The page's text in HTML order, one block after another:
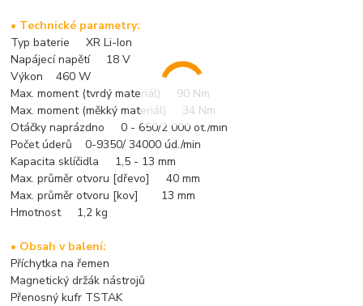
• Technické parametry:
Typ baterie XR Li-Ion
Napájecí napětí 18 V
Výkon 460 W
Max. moment (tvrdý materiál) 90 Nm
Max. moment (měkký materiál) 34 Nm
Otáčky naprázdno 0 - 650/2 000 ot./min
Počet úderů 0-9350/ 34000 úd./min
Kapacita sklíčidla 1,5 - 13 mm
Max. průměr otvoru [dřevo] 40 mm
Max. průměr otvoru [kov] 13 mm
Hmotnost 1,2 kg
• Obsah v balení:
Příchytka na řemen
Magnetický držák nástrojů
Přenosný kufr TSTAK